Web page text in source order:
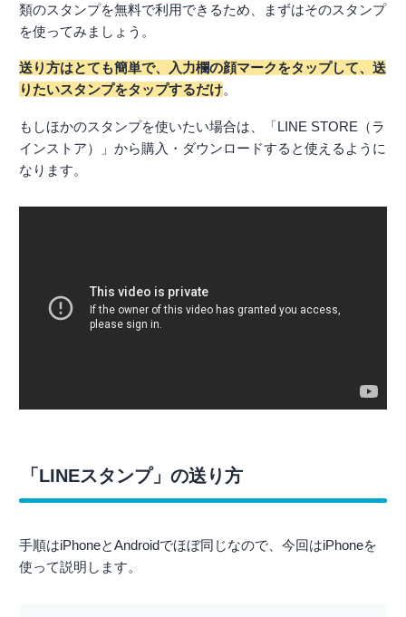
類のスタンプを無料で利用できるため、まずはそのスタンプ
を使ってみましょう。
送り方はとても簡単で、入力欄の顔マークをタップして、送
りたいスタンプをタップするだけ。
もしほかのスタンプを使いたい場合は、「LINE STORE（ラ
インストア）」から購入・ダウンロードすると使えるように
なります。
「LINEスタンプ」の送り方
手順はiPhoneとAndroidでほぼ同じなので、今回はiPhoneを
使って説明します。